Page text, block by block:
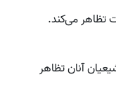
تظاهر می‌کند.
آنان تظاهر